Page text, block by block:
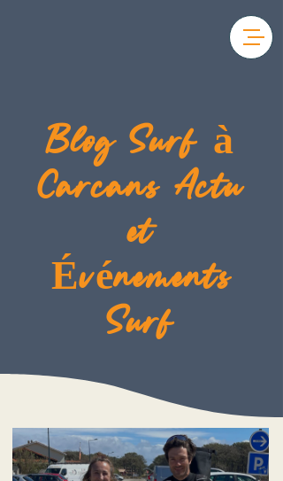
Blog Surf à
Carcans Actu
et
Événements
Surf